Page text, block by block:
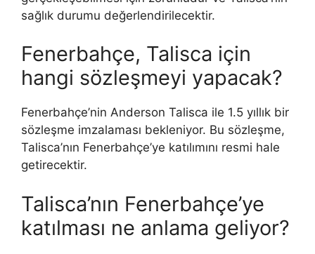
sağlık durumu değerlendirilecektir.
Fenerbahçe, Talisca için
hangi sözleşmeyi yapacak?
Fenerbahçe’nin Anderson Talisca ile 1.5 yıllık bir
sözleşme imzalaması bekleniyor. Bu sözleşme,
Talisca’nın Fenerbahçe’ye katılımını resmi hale
getirecektir.
Talisca’nın Fenerbahçe’ye
katılması ne anlama geliyor?